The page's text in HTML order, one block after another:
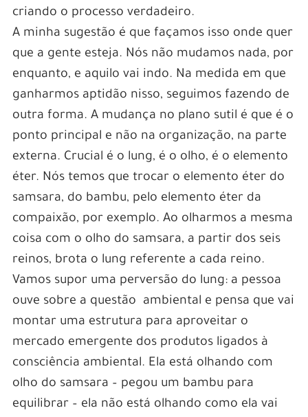
criando o processo verdadeiro.
A minha sugestão é que façamos isso onde quer
que a gente esteja. Nós não mudamos nada, por
enquanto, e aquilo vai indo. Na medida em que
ganharmos aptidão nisso, seguimos fazendo de
outra forma. A mudança no plano sutil é que é o
ponto principal e não na organização, na parte
externa. Crucial é o lung, é o olho, é o elemento
éter. Nós temos que trocar o elemento éter do
samsara, do bambu, pelo elemento éter da
compaixão, por exemplo. Ao olharmos a mesma
coisa com o olho do samsara, a partir dos seis
reinos, brota o lung referente a cada reino.
Vamos supor uma perversão do lung: a pessoa
ouve sobre a questão ambiental e pensa que vai
montar uma estrutura para aproveitar o
mercado emergente dos produtos ligados à
consciência ambiental. Ela está olhando com
olho do samsara – pegou um bambu para
equilibrar – ela não está olhando como ela vai